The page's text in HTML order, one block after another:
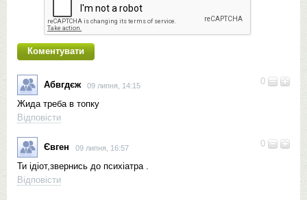
0
Абвгдєж 09 липня, 14:15
Жида треба в топку
Відповісти
0
Євген 09 липня, 16:57
Ти ідіот,звернись до психіатра .
Відповісти